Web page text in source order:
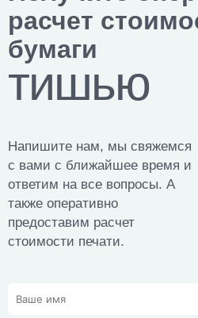
расчет
бумаги
тишью
Напишите нам, мы свяжемся
с вами с ближайшее время и
ответим на все вопросы. А
также оперативно
предоставим расчет
стоимости печати.